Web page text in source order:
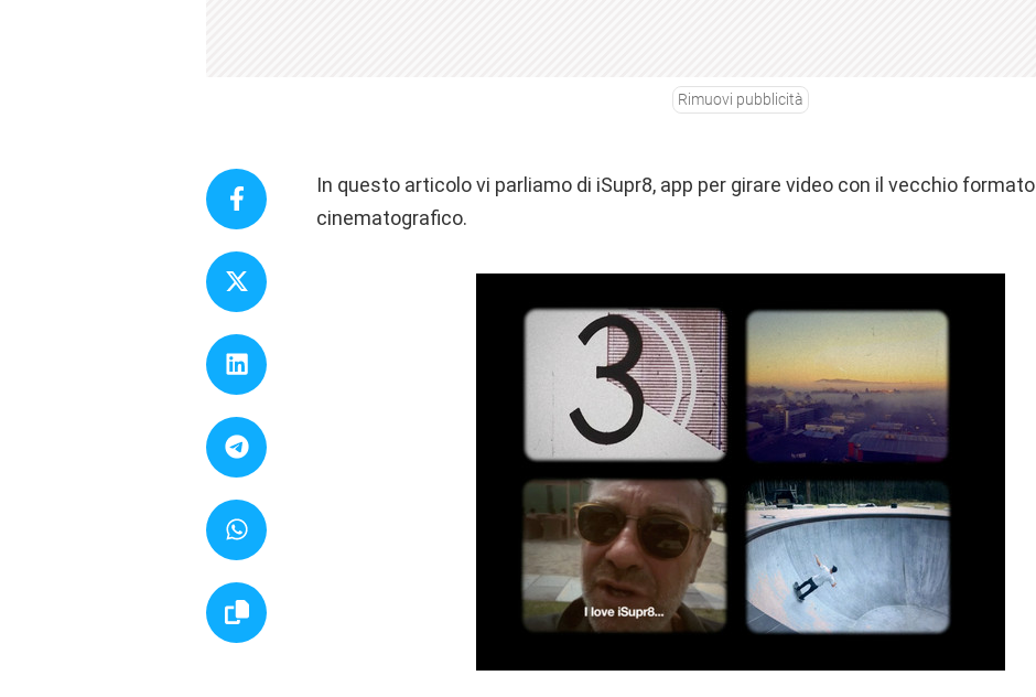
Rimuovi pubblicità
In questo articolo vi parliamo di iSupr8, app per girare video con il vecchio formato
cinematografico.